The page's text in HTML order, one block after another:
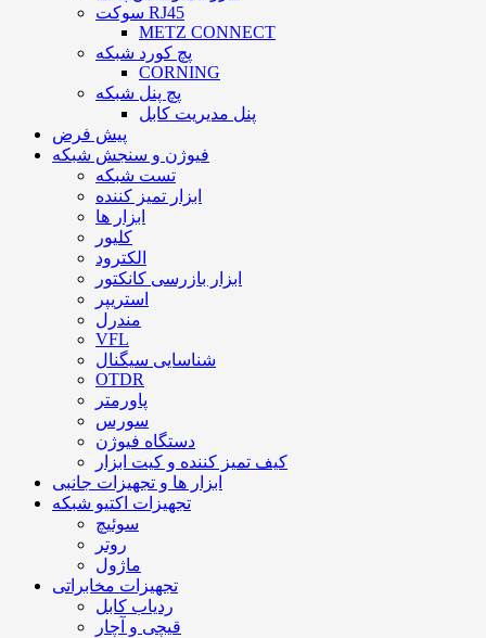
سوکت RJ45
METZ CONNECT
پچ کورد شبکه
CORNING
پچ پنل شبکه
پنل مدیریت کابل
پیش فرض
فیوژن و سنجش شبکه
تست شبکه
ابزار تمیز کننده
ابزار ها
کلیور
الکترود
ابزار بازرسی کانکتور
استریپر
مندرل
VFL
شناسایی سیگنال
OTDR
پاورمتر
سورس
دستگاه فیوژن
کیف تمیز کننده و کیت ابزار
ابزار ها و تجهیزات جانبی
تجهیزات اکتیو شبکه
سوئیچ
روتر
ماژول
تجهیزات مخابراتی
ردیاب کابل
قیچی و آچار